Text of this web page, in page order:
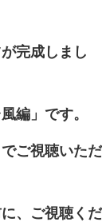
完成しまし
編」です。
ご視聴いただ
、ご視聴くだ